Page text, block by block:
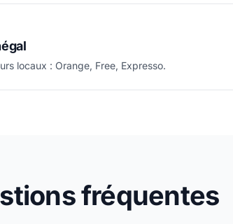
locaux : Orange, Free, Expresso.
fréquentes